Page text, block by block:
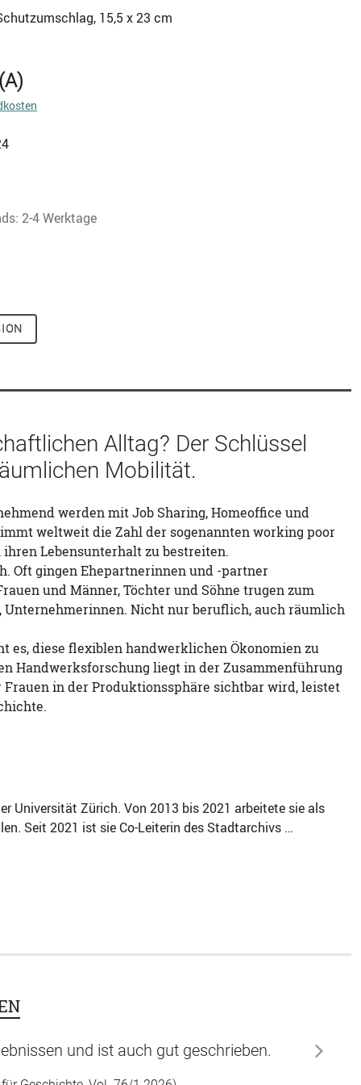
15,5 x 23 cm
2-4 Werktage
Alltag? Der Schlüssel
Mobilität.
werden mit Job Sharing, Homeoffice und
weltweit die Zahl der sogenannten working poor
Lebensunterhalt zu bestreiten.
Oft gingen Ehepartnerinnen und -partner
und Männer, Töchter und Söhne trugen zum
Nicht nur beruflich, auch räumlich
diese flexiblen handwerklichen Ökonomien zu
Handwerksforschung liegt in der Zusammenführung
in der Produktionssphäre sichtbar wird, leistet
Universität Zürich. Von 2013 bis 2021 arbeitete sie als
Seit 2021 ist sie Co-Leiterin des Stadtarchivs …
und ist auch gut geschrieben. weiter